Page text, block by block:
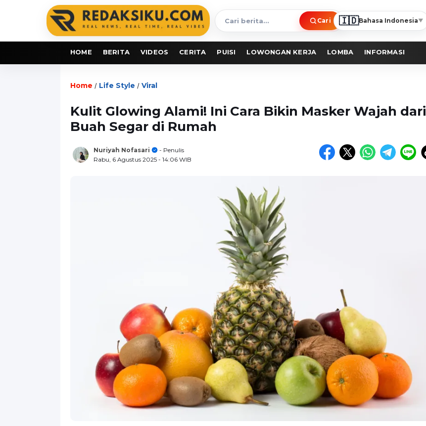
Cari
berita
Cari 🇮🇩Bahasa Indonesia▼
HOME BERITA VIDEOS CERITA PUISI LOWONGAN KERJA LOMBA INFORMASI
Home / Life Style / Viral
Kulit Glowing Alami! Ini Cara Bikin Masker Wajah dari
Buah Segar di Rumah
Nuriyah Nofasari
- Penulis
Rabu, 6 Agustus 2025 - 14:06 WIB